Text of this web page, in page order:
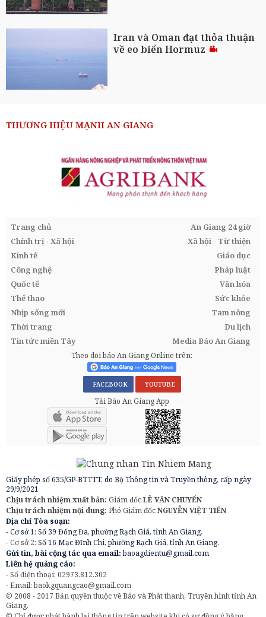
Iran và Oman đạt thỏa thuận
về eo biển Hormuz
THƯƠNG HIỆU MẠNH AN GIANG
Trang chủ
An Giang 24 giờ
Chính trị - Xã hội
Xã hội - Từ thiện
Kinh tế
Giáo dục
Công nghệ
Pháp luật
Quốc tế
Văn hóa
Thể thao
Sức khỏe
Nhịp sống mới
Tam nông
Thời trang
Du lịch
Tin tức miền Tây
Media Báo An Giang
Theo dõi báo An Giang Online trên:
FACEBOOK YOUTUBE
Tải Báo An Giang App
Giấy phép số 635/GP-BTTTT, do Bộ Thông tin và Truyền thông, cấp ngày
29/9/2021
Chịu trách nhiệm xuất bản: Giám đốcLÊ VĂN CHUYỂN
Chịu trách nhiệm nội dung: Phó Giám đốcNGUYỄN VIỆT TIẾN
Địa chỉ Tòa soạn:
- Cơ sở 1: Số 39 Đống Đa, phường Rạch Giá, tỉnh An Giang.
- Cơ sở 2: Số 16 Mạc Đĩnh Chi, phường Rạch Giá, tỉnh An Giang.
Gửi tin, bài cộng tác qua email:baoagdientu@gmail.com
Liên hệ quảng cáo:
- Số điện thoại: 02973.812.302
- Email:baokgquangcao@gmail.com
© 2008 - 2017 Bản quyền thuộc về Báo và Phát thanh, Truyền hình tỉnh An
Giang.